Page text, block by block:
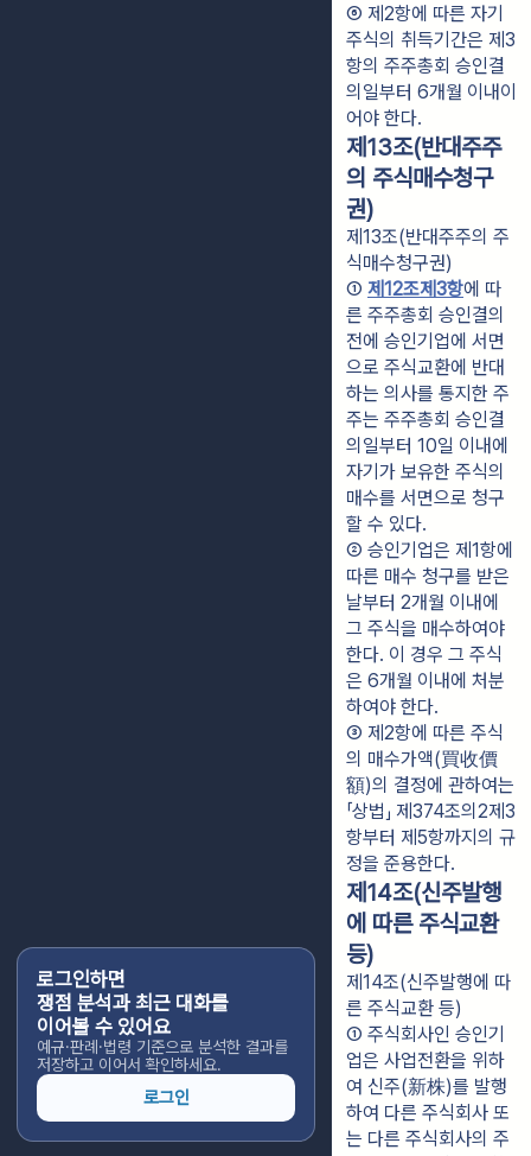
로그인하면
쟁점 분석과 최근 대화를
이어볼 수 있어요
예규·판례·법령 기준으로 분석한 결과를
저장하고 이어서 확인하세요.
로그인
⑥ 제2항에 따른 자기
주식의 취득기간은 제3
항의 주주총회 승인결
의일부터 6개월 이내이
어야 한다.
제13조(반대주주
의 주식매수청구
권)
제13조(반대주주의 주
식매수청구권)
① 제12조제3항에 따
른 주주총회 승인결의
전에 승인기업에 서면
으로 주식교환에 반대
하는 의사를 통지한 주
주는 주주총회 승인결
의일부터 10일 이내에
자기가 보유한 주식의
매수를 서면으로 청구
할 수 있다.
② 승인기업은 제1항에
따른 매수 청구를 받은
날부터 2개월 이내에
그 주식을 매수하여야
한다. 이 경우 그 주식
은 6개월 이내에 처분
하여야 한다.
③ 제2항에 따른 주식
의 매수가액(買收價
額)의 결정에 관하여는
「상법」 제374조의2제3
항부터 제5항까지의 규
정을 준용한다.
제14조(신주발행
에 따른 주식교환
등)
제14조(신주발행에 따
른 주식교환 등)
① 주식회사인 승인기
업은 사업전환을 위하
여 신주(新株)를 발행
하여 다른 주식회사 또
는 다른 주식회사의 주